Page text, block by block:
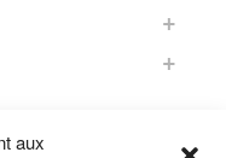
aux